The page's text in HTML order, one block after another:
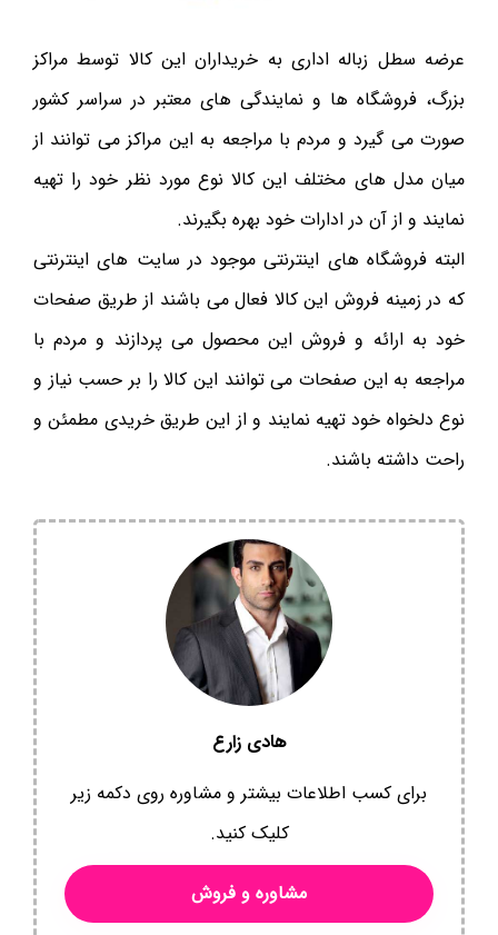
عرضه سطل زباله اداری به خریداران این کالا توسط مراکز
بزرگ، فروشگاه ها و نمایندگی های معتبر در سراسر کشور
صورت می گیرد و مردم با مراجعه به این مراکز می توانند از
میان مدل های مختلف این کالا نوع مورد نظر خود را تهیه
نمایند و از آن در ادارات خود بهره بگیرند.
البته فروشگاه های اینترنتی موجود در سایت های اینترنتی
که در زمینه فروش این کالا فعال می باشند از طریق صفحات
خود به ارائه و فروش این محصول می پردازند و مردم با
مراجعه به این صفحات می توانند این کالا را بر حسب نیاز و
نوع دلخواه خود تهیه نمایند و از این طریق خریدی مطمئن و
راحت داشته باشند.
هادی زارع
برای کسب اطلاعات بیشتر و مشاوره روی دکمه زیر
کلیک کنید.
مشاوره و فروش